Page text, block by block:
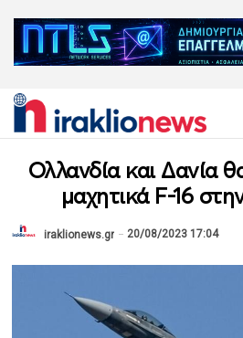
Ολλανδία και Δανία
μαχητικά F-16
iraklionews.gr 20/08/2023 17:04